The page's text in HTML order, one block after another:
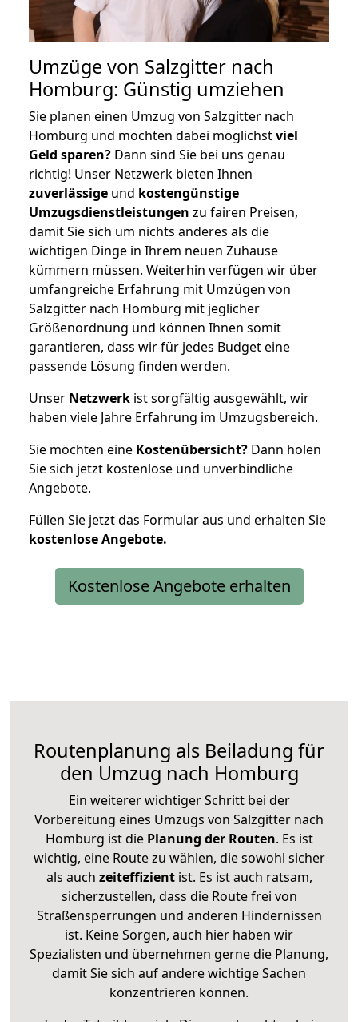
Umzüge von Salzgitter nach
Homburg: Günstig umziehen
Sie planen einen Umzug von Salzgitter nach
Homburg und möchten dabei möglichstviel
Geld sparen? Dann sind Sie bei uns genau
richtig! Unser Netzwerk bieten Ihnen
zuverlässige und kostengünstige
Umzugsdienstleistungen zu fairen Preisen,
damit Sie sich um nichts anderes als die
wichtigen Dinge in Ihrem neuen Zuhause
kümmern müssen. Weiterhin verfügen wir über
umfangreiche Erfahrung mit Umzügen von
Salzgitter nach Homburg mit jeglicher
Größenordnung und können Ihnen somit
garantieren, dass wir für jedes Budget eine
passende Lösung finden werden.
Unser Netzwerk ist sorgfältig ausgewählt, wir
haben viele Jahre Erfahrung im Umzugsbereich.
Sie möchten eine Kostenübersicht? Dann holen
Sie sich jetzt kostenlose und unverbindliche
Angebote.
Füllen Sie jetzt das Formular aus und erhalten Sie
kostenloseAngebote.
Kostenlose Angebote erhalten
Routenplanung als Beiladung für
den Umzug nach Homburg
Ein weiterer wichtiger Schritt bei der
Vorbereitung eines Umzugs von Salzgitter nach
Homburg ist diePlanung der Routen. Es ist
wichtig, eine Route zu wählen, die sowohl sicher
als auch zeiteffizientist. Es ist auch ratsam,
sicherzustellen, dass die Route frei von
Straßensperrungen und anderen Hindernissen
ist. Keine Sorgen, auch hier haben wir
Spezialisten und übernehmen gerne die Planung,
damit Sie sich auf andere wichtige Sachen
konzentrieren können.